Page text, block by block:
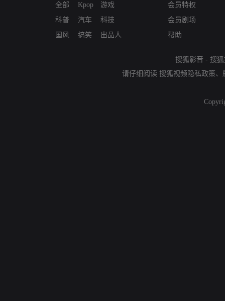
全部
科普
国风
Kpop
汽车
搞笑
游戏
科技
出品人
会员特权
会员剧场
帮助
搜狐影音 - 搜
请仔细阅读 搜狐视频隐私政策、